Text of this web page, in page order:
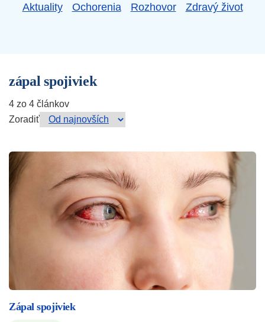
Aktuality Ochorenia Rozhovor Zdravý život
zápal spojiviek
4 zo 4 článkov
Zoradiť
Zápal spojiviek